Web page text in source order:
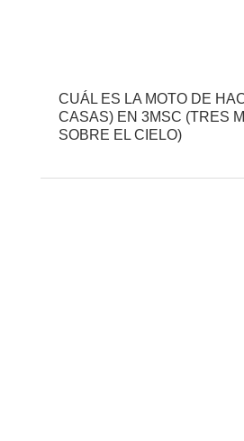
CUÁL ES LA MOTO DE
CASAS) EN 3MSC (TRES
SOBRE EL CIELO)